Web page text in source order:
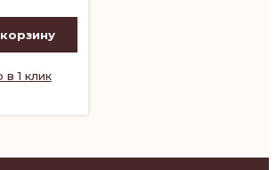
в 1 клик